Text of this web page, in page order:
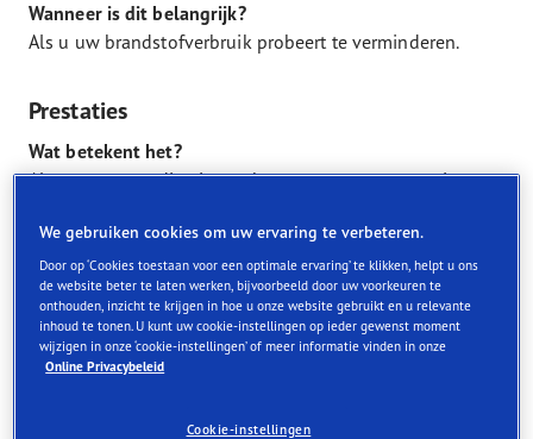
Wanneer is dit belangrijk?
Als u uw brandstofverbruik probeert te verminderen.
Prestaties
Wat betekent het?
Algemene term die eigenschappen van een voertuig
Wanneer is dit belangrijk?
Altijd.
Handling
We gebruiken cookies om uw ervaring te verbeteren.
Door op ‘Cookies toestaan voor een optimale ervaring’ te klikken, helpt u ons
de website beter te laten werken, bijvoorbeeld door uw voorkeuren te
onthouden, inzicht te krijgen in hoe u onze website gebruikt en u relevante
inhoud te tonen. U kunt uw cookie-instellingen op ieder gewenst moment
wijzigen in onze ‘cookie-instellingen’ of meer informatie vinden in onze
Online Privacybeleid
Cookie-instellingen